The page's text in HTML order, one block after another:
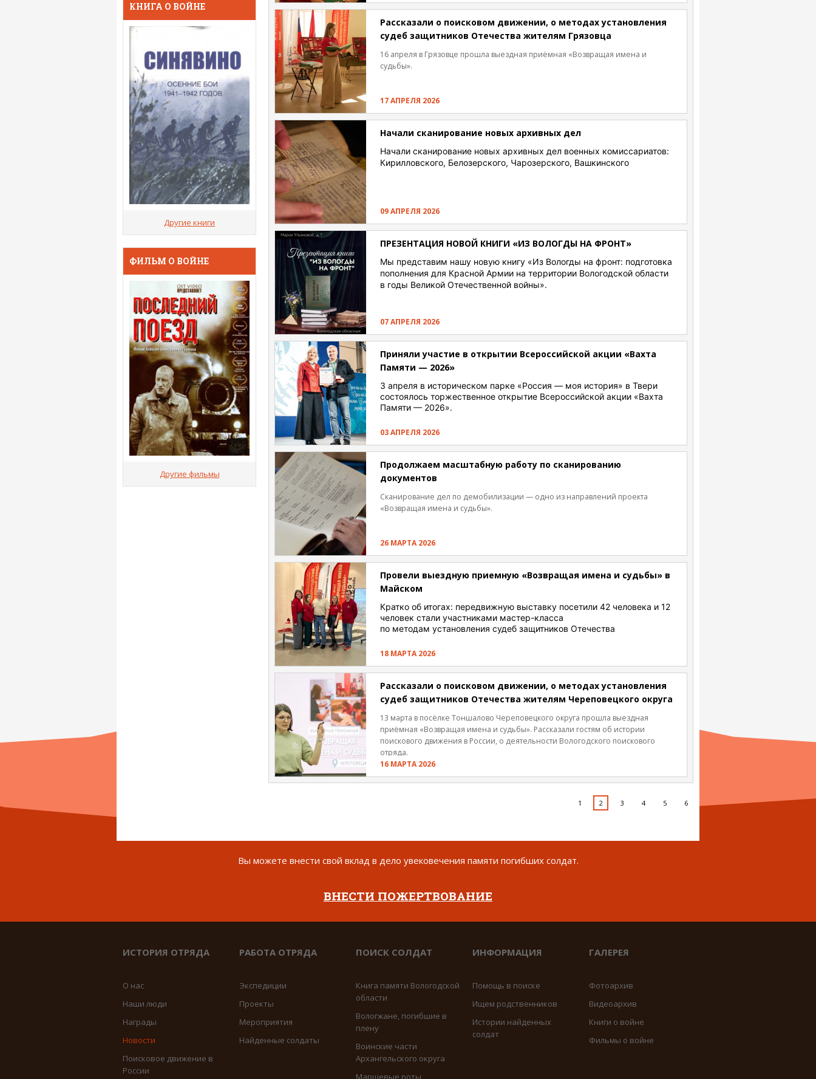
Рассказали о поисковом движении, о методах установления
судеб защитников Отечества жителям Грязовца
16 апреля в Грязовце прошла выездная приёмная «Возвращая имена и
судьбы».
17 АПРЕЛЯ 2026
Начали сканирование новых архивных дел
Начали сканирование новых архивных дел военных комиссариатов:
Кирилловского, Белозерского, Чарозерского, Вашкинского
09 АПРЕЛЯ 2026
ПРЕЗЕНТАЦИЯ НОВОЙ КНИГИ «ИЗ ВОЛОГДЫ НА ФРОНТ»
Мы представим нашу новую книгу «Из Вологды на фронт: подготовка
пополнения для Красной Армии на территории Вологодской области
в годы Великой Отечественной войны».
07 АПРЕЛЯ 2026
Приняли участие в открытии Всероссийской акции «Вахта
Памяти — 2026»
3 апреля в историческом парке «Россия — моя история» в Твери
состоялось торжественное открытие Всероссийской акции «Вахта
Памяти — 2026».
03 АПРЕЛЯ 2026
Продолжаем масштабную работу по сканированию
документов
Сканирование дел по демобилизации — одно из направлений проекта
«Возвращая имена и судьбы».
26 МАРТА 2026
Провели выездную приемную «Возвращая имена и судьбы» в
Майском
Кратко об итогах: передвижную выставку посетили 42 человека и 12
человек стали участниками мастер-класса
по методам установления судеб защитников Отечества
18 МАРТА 2026
Рассказали о поисковом движении, о методах установления
судеб защитников Отечества жителям Череповецкого округа
13 марта в посёлке Тоншалово Череповецкого округа прошла выездная
приёмная «Возвращая имена и судьбы». Рассказали гостям об истории
поискового движения в России, о деятельности Вологодского поискового
отряда.
16 МАРТА 2026
1 2 3 4 5 6
КНИГА О ВОЙНЕ
Другие книги
ФИЛЬМ О ВОЙНЕ
Другие фильмы
Вы можете внести свой вклад в дело увековечения памяти погибших солдат.
ВНЕСТИ ПОЖЕРТВОВАНИЕ
ИСТОРИЯ ОТРЯДА
О нас
Наши люди
Награды
Новости
Поисковое движение в
России
РАБОТА ОТРЯДА
Экспедиции
Проекты
Мероприятия
Найденные солдаты
ПОИСК СОЛДАТ
Книга памяти Вологодской
области
Вологжане, погибшие в
плену
Воинские части
Архангельского округа
Маршевые роты
ИНФОРМАЦИЯ
Помощь в поиске
Ищем родственников
Истории найденных
солдат
ГАЛЕРЕЯ
Фотоархив
Видеоархив
Книги о войне
Фильмы о войне